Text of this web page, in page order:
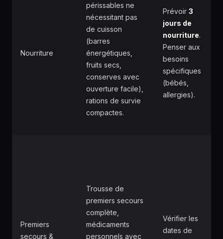
Nourriture
périssables ne
nécessitant pas
de cuisson
(barres
énergétiques,
fruits secs,
conserves avec
ouverture facile),
rations de survie
compactes.
Prévoir 3
jours de
nourriture.
Penser aux
besoins
spécifiques
(bébés,
allergies).
Premiers
secours &
Trousse de
premiers secours
complète,
médicaments
personnels avec
Vérifier les
dates de